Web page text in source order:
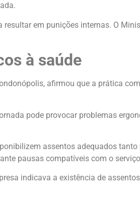
em punições internas. O
à saúde
afirmou que a prática
pode provocar problemas
assentos adequados
pausas compatíveis com o
indicava a existência de